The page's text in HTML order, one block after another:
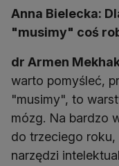
Anna Bielecka:
"musimy" coś
dr Armen
warto pomyśleć,
"musimy", to
mózg. Na bardzo
do trzeciego
narzędzi